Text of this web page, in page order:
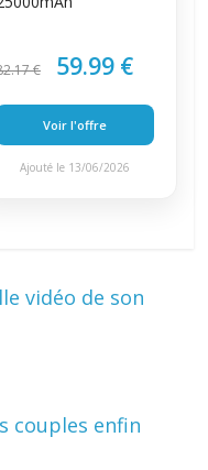
€ 59.99 €
Voir l'offre
Ajouté le 13/06/2026
vidéo de son
couples enfin